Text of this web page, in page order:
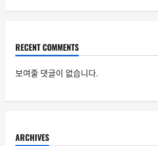
RECENT COMMENTS
보여줄 댓글이 없습니다.
ARCHIVES